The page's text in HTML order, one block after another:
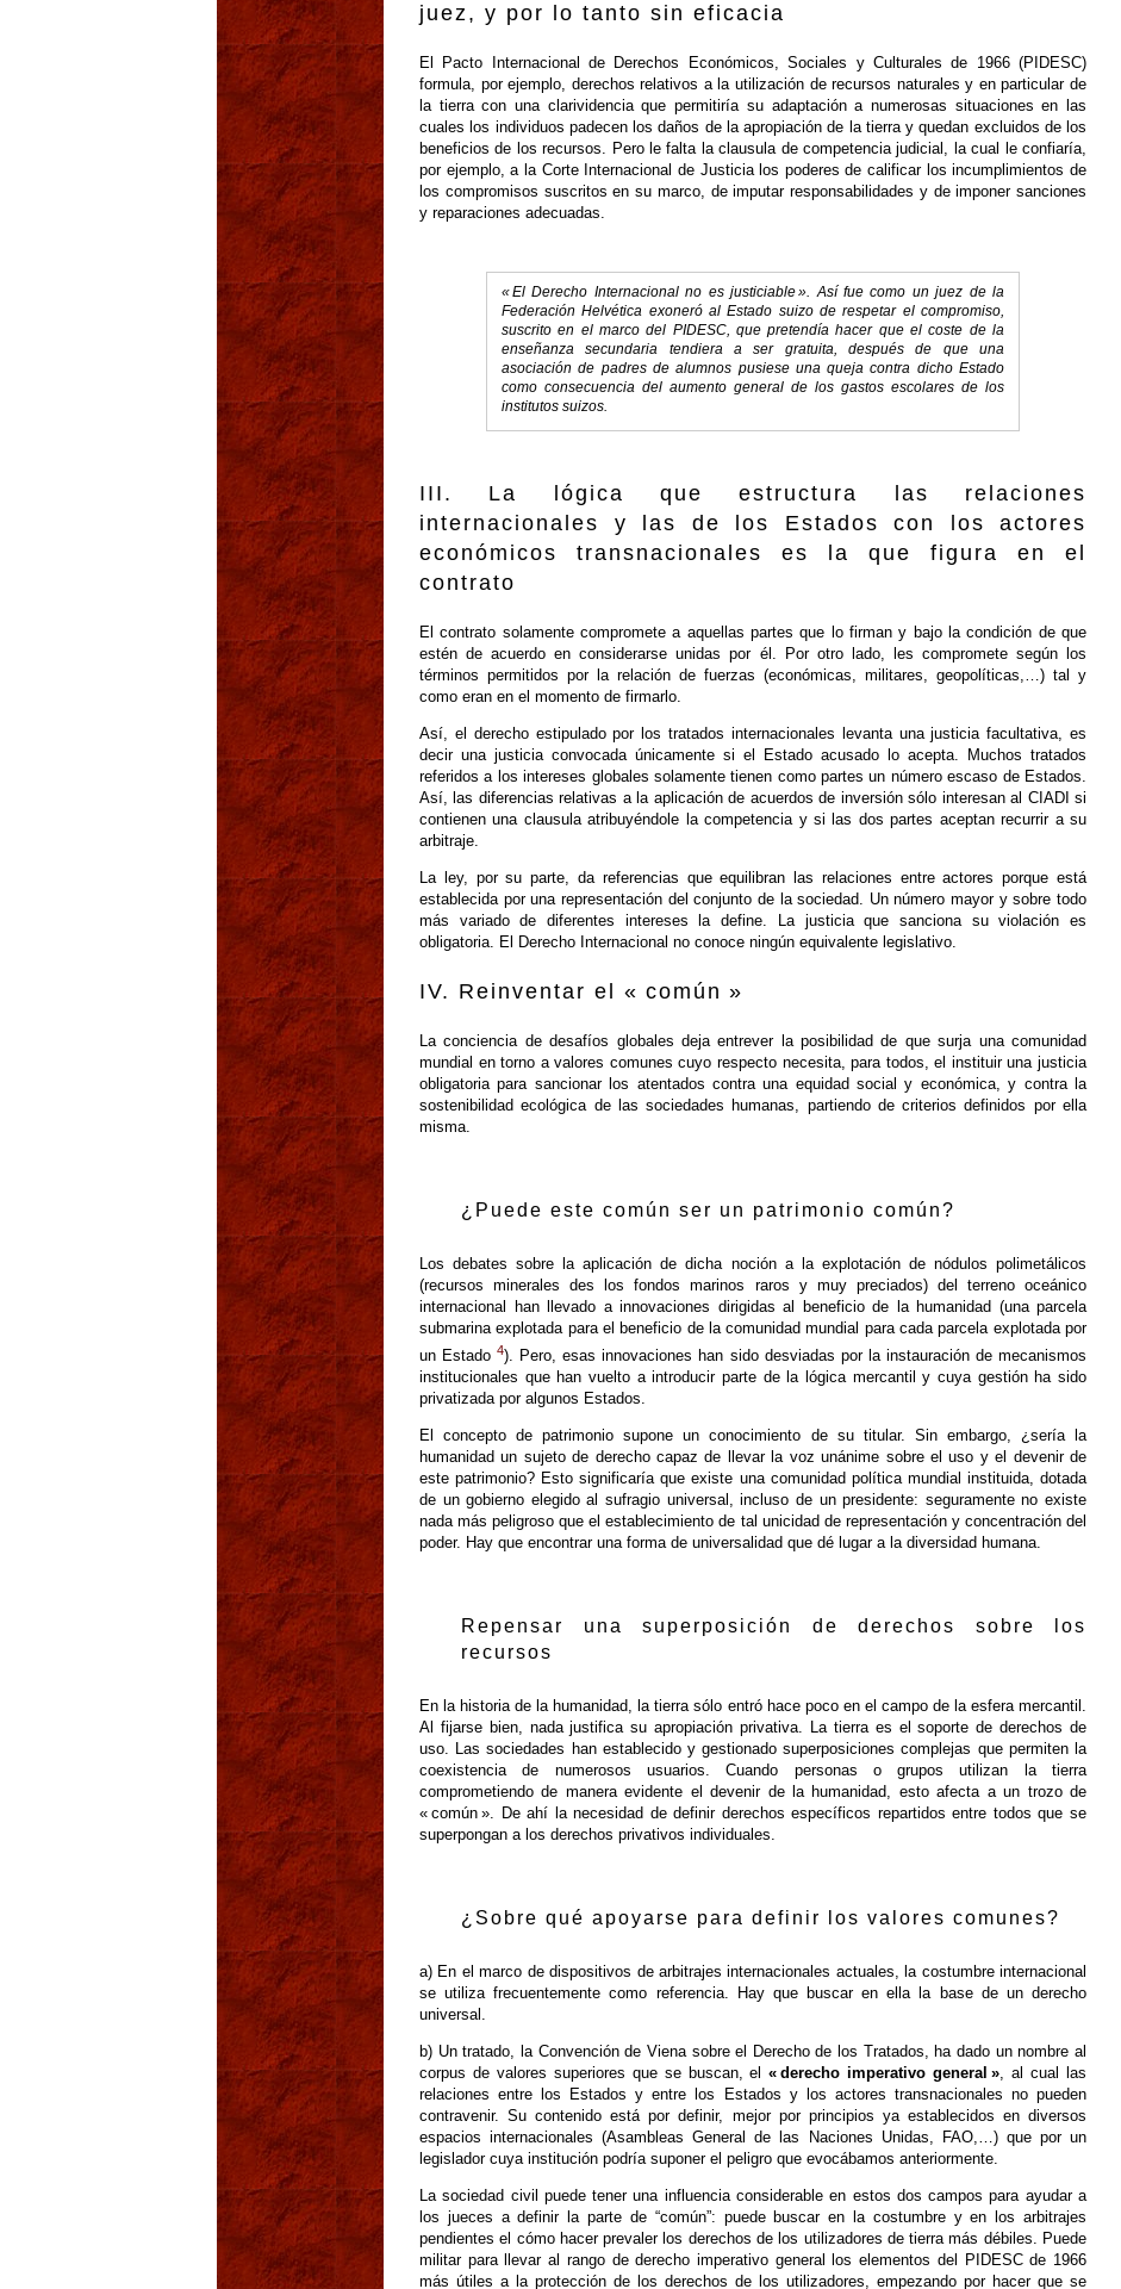
juez, y por lo tanto sin eficacia
El Pacto Internacional de Derechos Económicos, Sociales y Culturales de 1966 (PIDESC)
formula, por ejemplo, derechos relativos a la utilización de recursos naturales y en particular de
la tierra con una clarividencia que permitiría su adaptación a numerosas situaciones en las
cuales los individuos padecen los daños de la apropiación de la tierra y quedan excluidos de los
beneficios de los recursos. Pero le falta la clausula de competencia judicial, la cual le confiaría,
por ejemplo, a la Corte Internacional de Justicia los poderes de calificar los incumplimientos de
los compromisos suscritos en su marco, de imputar responsabilidades y de imponer sanciones
y reparaciones adecuadas.
« El Derecho Internacional no es justiciable ». Así fue como un juez de la
Federación Helvética exoneró al Estado suizo de respetar el compromiso,
suscrito en el marco del PIDESC, que pretendía hacer que el coste de la
enseñanza secundaria tendiera a ser gratuita, después de que una
asociación de padres de alumnos pusiese una queja contra dicho Estado
como consecuencia del aumento general de los gastos escolares de los
institutos suizos.
III. La lógica que estructura las relaciones
internacionales y las de los Estados con los actores
económicos transnacionales es la que figura en el
contrato
El contrato solamente compromete a aquellas partes que lo firman y bajo la condición de que
estén de acuerdo en considerarse unidas por él. Por otro lado, les compromete según los
términos permitidos por la relación de fuerzas (económicas, militares, geopolíticas,…) tal y
como eran en el momento de firmarlo.
Así, el derecho estipulado por los tratados internacionales levanta una justicia facultativa, es
decir una justicia convocada únicamente si el Estado acusado lo acepta. Muchos tratados
referidos a los intereses globales solamente tienen como partes un número escaso de Estados.
Así, las diferencias relativas a la aplicación de acuerdos de inversión sólo interesan al CIADI si
contienen una clausula atribuyéndole la competencia y si las dos partes aceptan recurrir a su
arbitraje.
La ley, por su parte, da referencias que equilibran las relaciones entre actores porque está
establecida por una representación del conjunto de la sociedad. Un número mayor y sobre todo
más variado de diferentes intereses la define. La justicia que sanciona su violación es
obligatoria. El Derecho Internacional no conoce ningún equivalente legislativo.
IV. Reinventar el « común »
La conciencia de desafíos globales deja entrever la posibilidad de que surja una comunidad
mundial en torno a valores comunes cuyo respecto necesita, para todos, el instituir una justicia
obligatoria para sancionar los atentados contra una equidad social y económica, y contra la
sostenibilidad ecológica de las sociedades humanas, partiendo de criterios definidos por ella
misma.
¿Puede este común ser un patrimonio común?
Los debates sobre la aplicación de dicha noción a la explotación de nódulos polimetálicos
(recursos minerales des los fondos marinos raros y muy preciados) del terreno oceánico
internacional han llevado a innovaciones dirigidas al beneficio de la humanidad (una parcela
submarina explotada para el beneficio de la comunidad mundial para cada parcela explotada por
un Estado4). Pero, esas innovaciones han sido desviadas por la instauración de mecanismos
institucionales que han vuelto a introducir parte de la lógica mercantil y cuya gestión ha sido
privatizada por algunos Estados.
El concepto de patrimonio supone un conocimiento de su titular. Sin embargo, ¿sería la
humanidad un sujeto de derecho capaz de llevar la voz unánime sobre el uso y el devenir de
este patrimonio? Esto significaría que existe una comunidad política mundial instituida, dotada
de un gobierno elegido al sufragio universal, incluso de un presidente: seguramente no existe
nada más peligroso que el establecimiento de tal unicidad de representación y concentración del
poder. Hay que encontrar una forma de universalidad que dé lugar a la diversidad humana.
Repensar una superposición de derechos sobre los
recursos
En la historia de la humanidad, la tierra sólo entró hace poco en el campo de la esfera mercantil.
Al fijarse bien, nada justifica su apropiación privativa. La tierra es el soporte de derechos de
uso. Las sociedades han establecido y gestionado superposiciones complejas que permiten la
coexistencia de numerosos usuarios. Cuando personas o grupos utilizan la tierra
comprometiendo de manera evidente el devenir de la humanidad, esto afecta a un trozo de
« común ». De ahí la necesidad de definir derechos específicos repartidos entre todos que se
superpongan a los derechos privativos individuales.
¿Sobre qué apoyarse para definir los valores comunes?
a) En el marco de dispositivos de arbitrajes internacionales actuales, la costumbre internacional
se utiliza frecuentemente como referencia. Hay que buscar en ella la base de un derecho
universal.
b) Un tratado, la Convención de Viena sobre el Derecho de los Tratados, ha dado un nombre al
corpus de valores superiores que se buscan, el« derecho imperativo general », al cual las
relaciones entre los Estados y entre los Estados y los actores transnacionales no pueden
contravenir. Su contenido está por definir, mejor por principios ya establecidos en diversos
espacios internacionales (Asambleas General de las Naciones Unidas, FAO,…) que por un
legislador cuya institución podría suponer el peligro que evocábamos anteriormente.
La sociedad civil puede tener una influencia considerable en estos dos campos para ayudar a
los jueces a definir la parte de “común”: puede buscar en la costumbre y en los arbitrajes
pendientes el cómo hacer prevaler los derechos de los utilizadores de tierra más débiles. Puede
militar para llevar al rango de derecho imperativo general los elementos del PIDESC de 1966
más útiles a la protección de los derechos de los utilizadores, empezando por hacer que se